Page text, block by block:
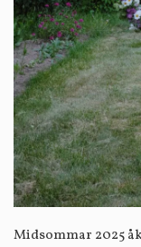
Midsommar 2025